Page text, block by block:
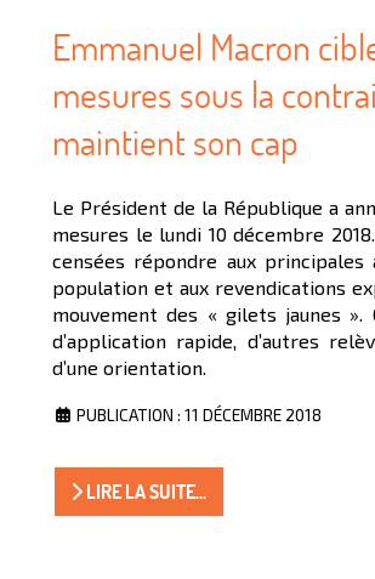
Emmanuel Macron
mesures sous la
maintient son cap
Le Président de la République a
mesures le lundi 10 décembre
censées répondre aux
population et aux revendications
mouvement des « gilets jaunes ».
d’application rapide, d’autres
d’une orientation.
PUBLICATION : 11 DÉCEMBRE 2018
LIRE LA SUITE...